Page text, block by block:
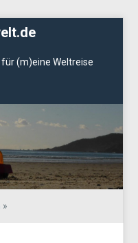
für (m)eine Weltreise
»